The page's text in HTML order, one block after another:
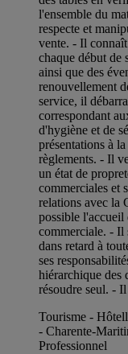
l'ensemble du
respecte et
vente. - Il
chaque début de
ainsi que des
renouvellement
service, il
correspondant
d'hygiène et de
présentations à
règlements. - Il
un état de
commerciales et
relations avec la
possible l'accueil
commerciale. - Il
dans retard à
ses
hiérarchique des
résoudre seul. -
Tourisme -
- Charente-
Professionnel